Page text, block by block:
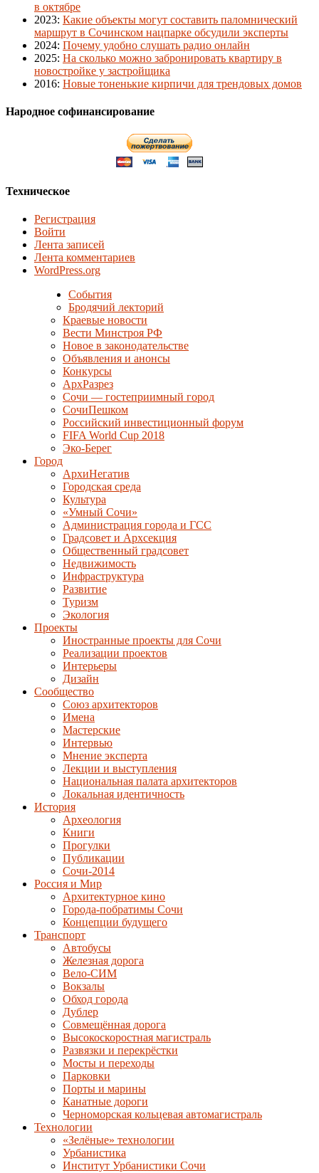
в октябре
2023: Какие объекты могут составить паломнический
маршрут в Сочинском нацпарке обсудили эксперты
2024: Почему удобно слушать радио онлайн
2025: На сколько можно забронировать квартиру в
новостройке у застройщика
2016: Новые тоненькие кирпичи для трендовых домов
Народное софинансирование
Техническое
Регистрация
Войти
Лента записей
Лента комментариев
WordPress.org
События
Бродячий лекторий
Краевые новости
Вести Минстроя РФ
Новое в законодательстве
Объявления и анонсы
Конкурсы
АрхРазрез
Сочи — гостеприимный город
СочиПешком
Российский инвестиционный форум
FIFA World Cup 2018
Эко-Берег
Город
АрхиНегатив
Городская среда
Культура
«Умный Сочи»
Администрация города и ГСС
Градсовет и Архсекция
Общественный градсовет
Недвижимость
Инфраструктура
Развитие
Туризм
Экология
Проекты
Иностранные проекты для Сочи
Реализации проектов
Интерьеры
Дизайн
Сообщество
Союз архитекторов
Имена
Мастерские
Интервью
Мнение эксперта
Лекции и выступления
Национальная палата архитекторов
Локальная идентичность
История
Археология
Книги
Прогулки
Публикации
Сочи-2014
Россия и Мир
Архитектурное кино
Города-побратимы Сочи
Концепции будущего
Транспорт
Автобусы
Железная дорога
Вело-СИМ
Вокзалы
Обход города
Дублер
Совмещённая дорога
Высокоскоростная магистраль
Развязки и перекрёстки
Мосты и переходы
Парковки
Порты и марины
Канатные дороги
Черноморская кольцевая автомагистраль
Технологии
«Зелёные» технологии
Урбанистика
Институт Урбанистики Сочи